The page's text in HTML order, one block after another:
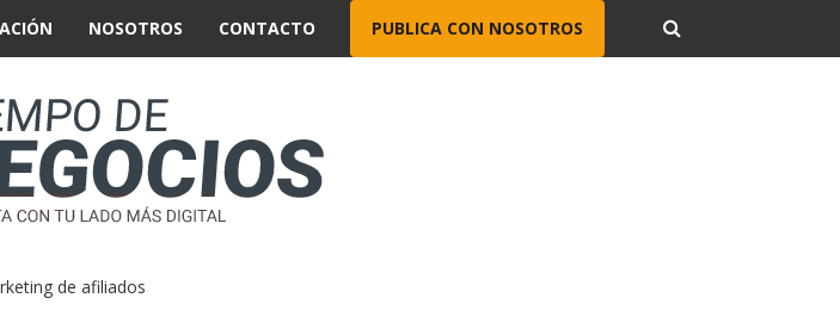
NOSOTROS CONTACTO PUBLICA CON NOSOTROS
de afiliados